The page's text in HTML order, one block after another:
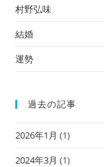
村野弘味
結婚
運勢
過去の記事
2026年1月 (1)
2024年3月 (1)